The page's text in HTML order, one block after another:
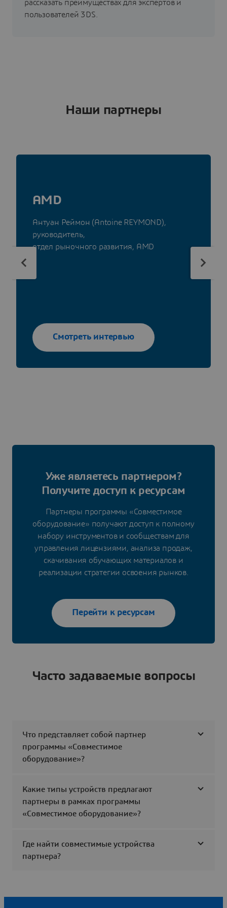
рассказать преимуществах для экспертов и
пользователей 3DS.
Наши партнеры
AMD
Антуан Реймон (Antoine REYMOND),
руководитель,
отдел рыночного развития, AMD
Смотреть интервью
Уже являетесь партнером?
Получите доступ к ресурсам
Партнеры программы «Совместимое
оборудование» получают доступ к полному
набору инструментов и сообществам для
управления лицензиями, анализа продаж,
скачивания обучающих материалов и
реализации стратегии освоения рынков.
Перейти к ресурсам
Часто задаваемые вопросы
Что представляет собой партнер
программы «Совместимое
оборудование»?
Какие типы устройств предлагают
партнеры в рамках программы
«Совместимое оборудование»?
Где найти совместимые устройства
партнера?